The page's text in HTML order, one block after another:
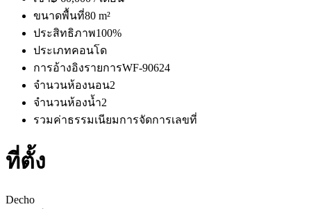
ขนาดพื้นที่80 m²
ประสิทธิภาพ100%
ประเภทคอนโด
การอ้างอิงรายการWF-90624
จำนวนห้องนอน2
จำนวนห้องน้ำ2
รวมค่าธรรมเนียมการจัดการเลขที่
ที่ตั้ง
Decho